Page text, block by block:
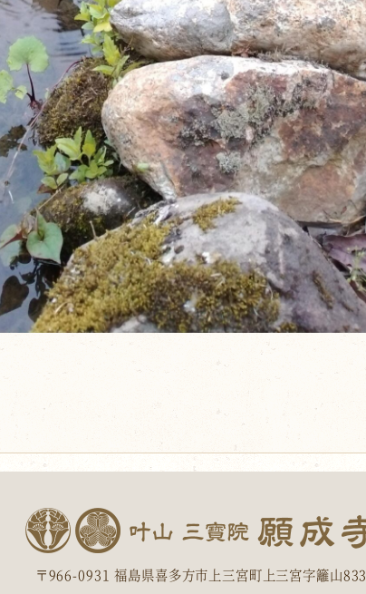
〒966-0931 福島県喜多方市上三宮町上三宮字籬山833